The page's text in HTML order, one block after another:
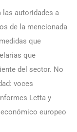
las autoridades a
de la mencionada
que
que
del sector. No
voces
Letta y
europeo